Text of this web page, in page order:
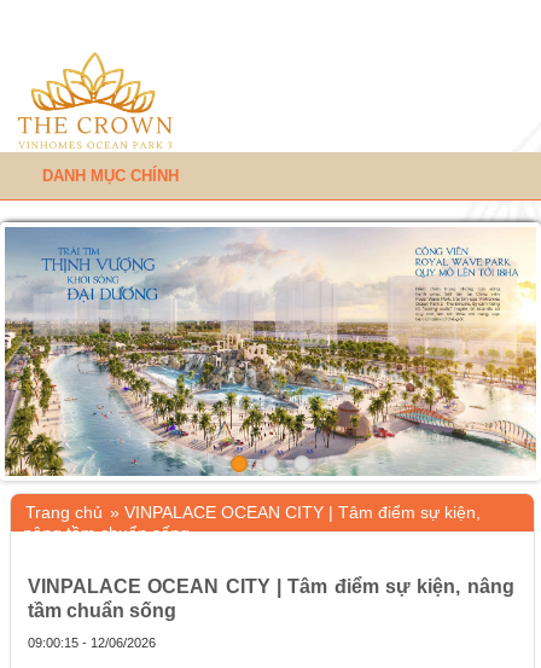
DANH MỤC CHÍNH
Trang chủ » VINPALACE OCEAN CITY | Tâm điểm sự kiện,
nâng tầm chuẩn sống
VINPALACE OCEAN CITY | Tâm điểm sự kiện, nâng
tầm chuẩn sống
09:00:15 - 12/06/2026